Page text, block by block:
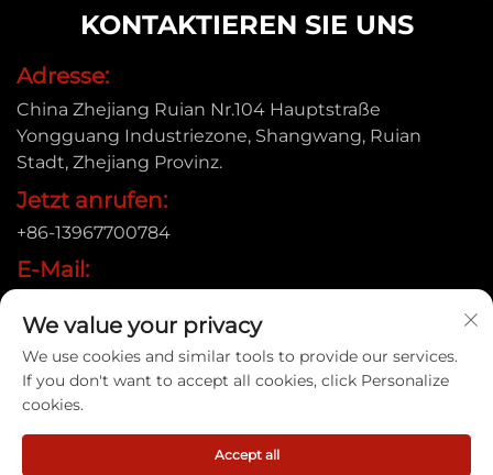
KONTAKTIEREN SIE UNS
Adresse:
China Zhejiang Ruian Nr.104 Hauptstraße
Yongguang Industriezone, Shangwang, Ruian
Stadt, Zhejiang Provinz.
Jetzt anrufen:
+86-13967700784
E-Mail:
Urheberrecht © 2025 Ruian Xinye Packaging Machine
We value your privacy
We use cookies and similar tools to provide our services.
If you don't want to accept all cookies, click Personalize
cookies.
Accept all